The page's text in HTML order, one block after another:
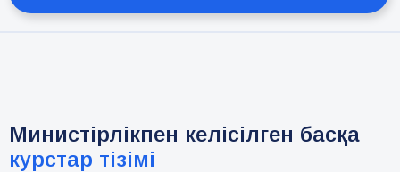
Министірлікпен келісілген басқа
курстар тізімі